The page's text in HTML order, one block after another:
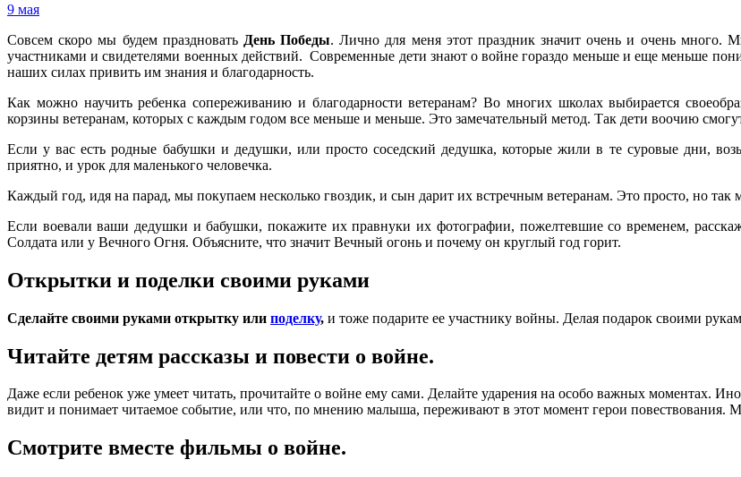
9 мая
Совсем скоро мы будем праздновать День Победы. Лично для меня этот праздник значит очень и очень
участниками и свидетелями военных действий. Современные дети знают о войне гораздо меньше и еще меньше
наших силах привить им знания и благодарность.
Как можно научить ребенка сопереживанию и благодарности ветеранам? Во многих школах выбирается
корзины ветеранам, которых с каждым годом все меньше и меньше. Это замечательный метод. Так дети воочию
Если у вас есть родные бабушки и дедушки, или просто соседский дедушка, которые жили в те суровые дни,
приятно, и урок для маленького человечка.
Каждый год, идя на парад, мы покупаем несколько гвоздик, и сын дарит их встречным ветеранам. Это просто, но так
Если воевали ваши дедушки и бабушки, покажите их правнуки их фотографии, пожелтевшие со временем,
Солдата или у Вечного Огня. Объясните, что значит Вечный огонь и почему он круглый год горит.
Открытки и поделки своими руками
Сделайте своими руками открытку или поделку, и тоже подарите ее участнику войны. Делая подарок своими
Читайте детям рассказы и повести о войне.
Даже если ребенок уже умеет читать, прочитайте о войне ему сами. Делайте ударения на особо важных моментах.
видит и понимает читаемое событие, или что, по мнению малыша, переживают в этот момент герои повествования.
Смотрите вместе фильмы о войне.